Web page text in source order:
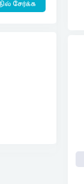
சேர்க்க